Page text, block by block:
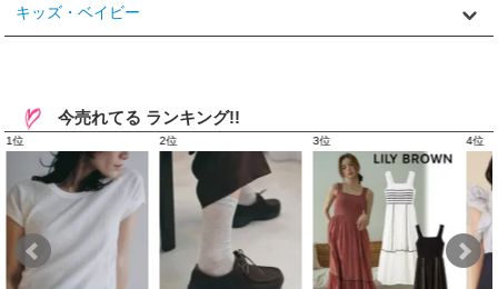
キッズ・ベイビー
今売れてる ランキング!!